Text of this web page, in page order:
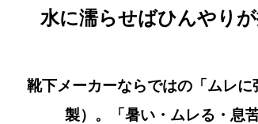
水に濡らせばひんやり
靴下メーカーならではの「ムレ
製）。「暑い・ムレる・息